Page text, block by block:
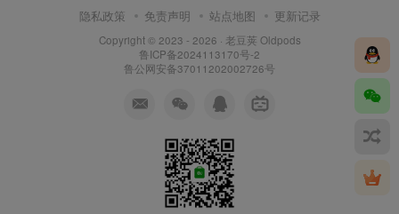
隐私政策 免责声明 站点地图 更新记录
Copyright © 2023 - 2026 · 老豆荚 Oldpods
鲁ICP备2024113170号-2
鲁公网安备37011202002726号